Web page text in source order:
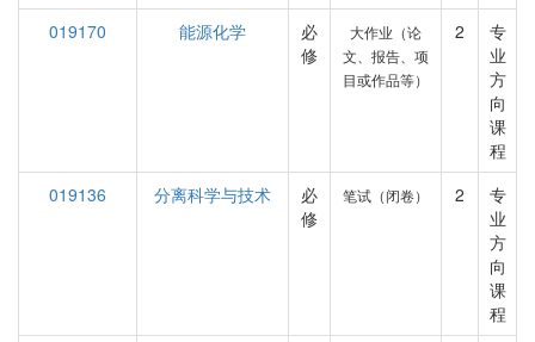
019170
能源化学
必
修
大作业（论
文、报告、项
目或作品等）
2
专
业
方
向
课
程
019136
分离科学与技术
必
修
笔试（闭卷） 2
专
业
方
向
课
程